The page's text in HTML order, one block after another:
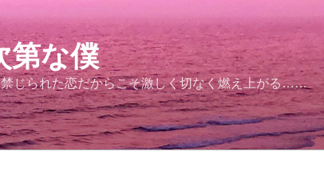
第な僕
じられた恋だからこそ激しく切なく燃え上がる……